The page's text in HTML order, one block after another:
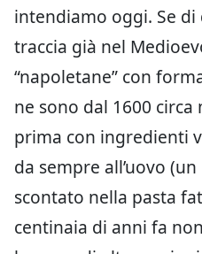
intendiamo oggi. Se di
traccia già nel
“napoletane” con
ne sono dal 1600 circa
prima con ingredienti
da sempre all’uovo
scontato nella pasta
centinaia di anni fa